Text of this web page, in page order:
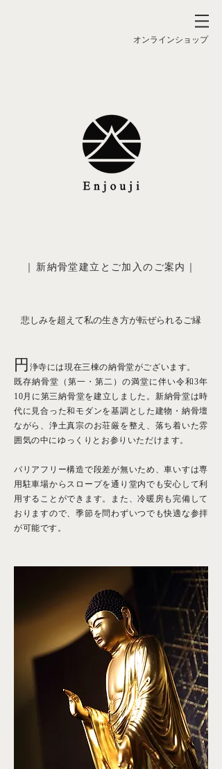
オンラインショップ
新納骨堂建立とご加入のご案内
悲しみを超えて私の生き方が転ぜられるご縁
円 浄寺には現在三棟の納骨堂がございます。
既存納骨堂（第一・第二）の満堂に伴い令和3年
10月に第三納骨堂を建立しました。新納骨堂は時
代に見合った和モダンを基調とした建物・納骨壇
ながら、浄土真宗のお荘厳を整え、落ち着いた雰
囲気の中にゆっくりと お参りいただけます。
バリアフリー構造で段差が無いため、車いすは専
用駐車場からスロープを通り堂内でも安心して利
用することができます。
また、冷暖房も完備して
おりますので、季節を問わずいつでも快適な参拝
が可能です。